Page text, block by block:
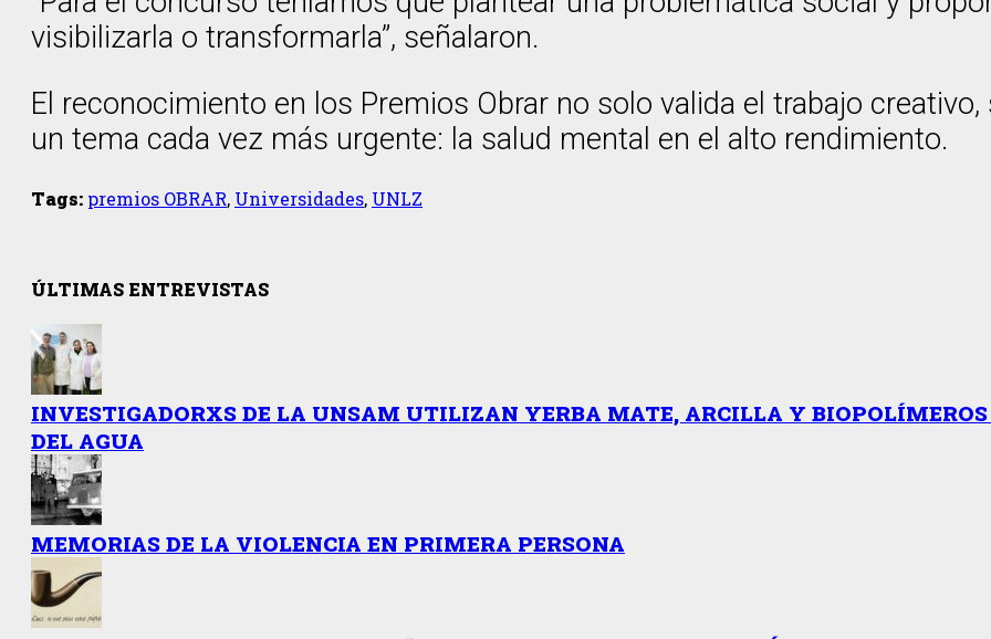
visibilizarla o transformarla”, señalaron.
El reconocimiento en los Premios Obrar no solo valida el trabajo
un tema cada vez más urgente: la salud mental en el alto rendimiento.
Tags: premios OBRAR, Universidades, UNLZ
ÚLTIMAS ENTREVISTAS
INVESTIGADORXS DE LA UNSAM UTILIZAN YERBA MATE, ARCILLA Y
DEL AGUA
MEMORIAS DE LA VIOLENCIA EN PRIMERA PERSONA